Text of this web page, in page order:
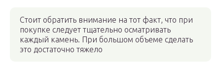
Стоит обратить внимание на тот факт, что при
покупке следует тщательно осматривать
каждый камень. При большом объеме сделать
это достаточно тяжело